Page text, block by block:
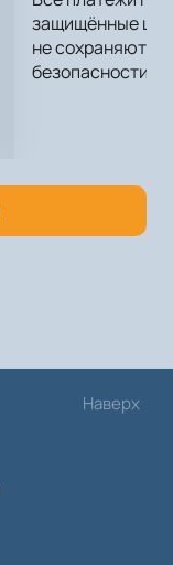
защищённые
не сохраняются
безопасности.
Наверх